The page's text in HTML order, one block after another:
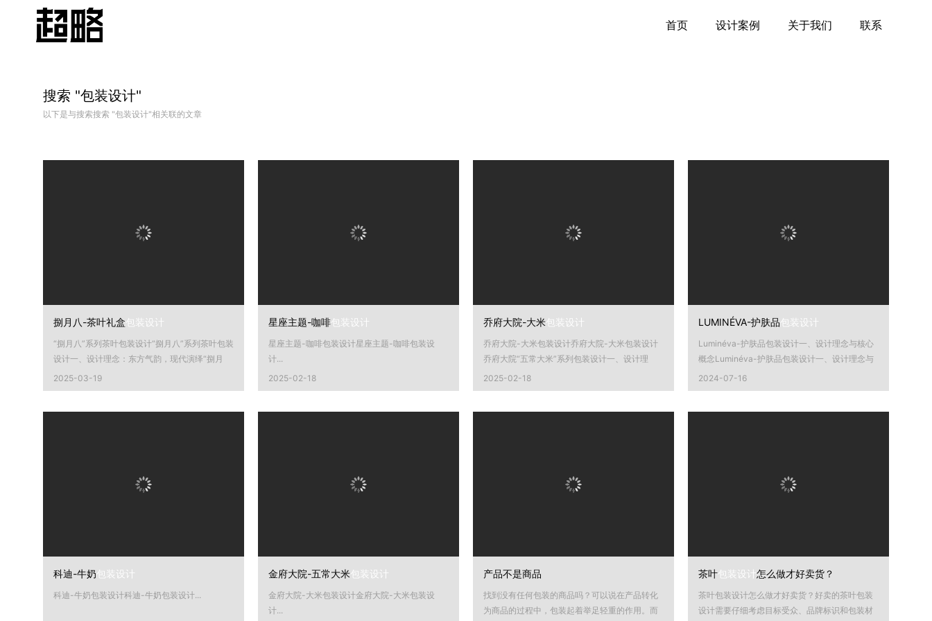
首页 设计案例 关于我们 联系
搜索 "包装设计"
以下是与搜索搜索 "包装设计"相关联的文章
捌月八-茶叶礼盒包装设计
“捌月八”系列茶叶包装设计“捌月八”系列茶叶包装
设计一、设计理念：东方气韵，现代演绎“捌月
八”茶叶品牌此套...
2025-03-19
星座主题-咖啡包装设计
星座主题-咖啡包装设计星座主题-咖啡包装设
计...
2025-02-18
乔府大院-大米包装设计
乔府大院-大米包装设计乔府大院-大米包装设计
乔府大院“五常大米”系列包装设计一、设计理
念：源于自然，归于匠...
2025-02-18
LUMINÉVA-护肤品包装设计
Luminéva-护肤品包装设计一、设计理念与核心
概念Luminéva-护肤品包装设计一、设计理念与
核心...
2024-07-16
科迪-牛奶包装设计
科迪-牛奶包装设计科迪-牛奶包装设计...
金府大院-五常大米包装设计
金府大院-大米包装设计金府大院-大米包装设
计...
产品不是商品
找到没有任何包装的商品吗？可以说在产品转化
为商品的过程中，包装起着举足轻重的作用。而
茶叶包装设计怎么做才好卖货？
茶叶包装设计怎么做才好卖货？好卖的茶叶包装
设计需要仔细考虑目标受众、品牌标识和包装材